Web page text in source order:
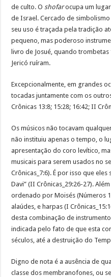
de culto. O shofarocupa um
de Israel. Cercado de
seu uso é traçada pela tradição
pequeno, mas poderoso
livro de Josué, quando
Jericó ruíram.
Excepcionalmente, em grandes
tocadas juntamente com os
Crônicas 13:8; 15:28; 16:42; II
Os músicos não tocavam
não instituiu apenas o tempo, o
apresentação do coro levítico,
musicais para serem usados no
Crônicas_7:6). É por isso que
Davi” (II Crônicas_29:26-27).
ordenado por Moisés (Números
alaúdes, e harpas (I
desta combinação de
indicada pelo fato de que esta
séculos, até a destruição do
Digno de nota é a ausência de
classe dos membranofones, ou